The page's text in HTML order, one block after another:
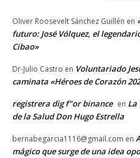
Oliver Roosevelt Sánchez Guillén en
futuro: José Vólquez, el
Cibao»
Dr-Julio Castro en Voluntariado
caminata «Héroes de Corazón
registrera dig f"or binance en La
de la Salud Don Hugo Estrella
bernabegarcia1116@gmail.com en
mágico que surge de una idea